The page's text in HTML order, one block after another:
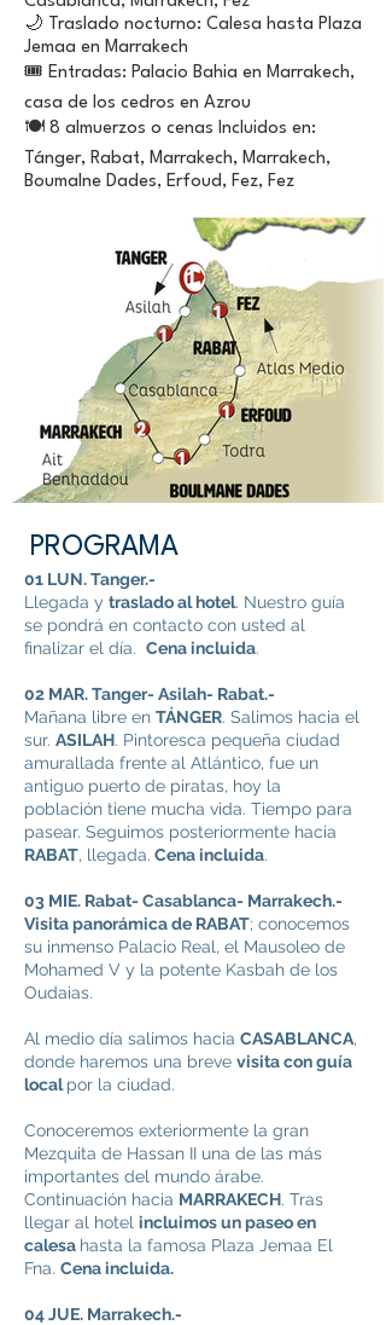
🌙 Traslado nocturno: Calesa hasta Plaza
Jemaa en Marrakech
🎟️ Entradas: Palacio Bahia en Marrakech,
casa de los cedros en Azrou
🍽️ 8 almuerzos o cenas Incluidos en:
Tánger, Rabat, Marrakech, Marrakech,
Boumalne Dades, Erfoud, Fez, Fez
PROGRAMA
01 LUN. Tanger.-
Llegada y traslado al hotel. Nuestro guía
se pondrá en contacto con usted al
finalizar el día. Cena incluida.
02 MAR. Tanger- Asilah- Rabat.-
Mañana libre en TÁNGER. Salimos hacia el
sur. ASILAH. Pintoresca pequeña ciudad
amurallada frente al Atlántico, fue un
antiguo puerto de piratas, hoy la
población tiene mucha vida. Tiempo para
pasear. Seguimos posteriormente hacia
RABAT, llegada. Cena incluida.
03 MIE. Rabat- Casablanca- Marrakech.-
Visita panorámica de RABAT; conocemos
su inmenso Palacio Real, el Mausoleo de
Mohamed V y la potente Kasbah de los
Oudaias.
Al medio día salimos hacia CASABLANCA,
donde haremos una breve visita con guía
localpor la ciudad.
Conoceremos exteriormente la gran
Mezquita de Hassan II una de las más
importantes del mundo árabe.
Continuación hacia MARRAKECH. Tras
llegar al hotel incluimos un paseo en
calesa hasta la famosa Plaza Jemaa El
Fna. Cena incluida.
04 JUE. Marrakech.-